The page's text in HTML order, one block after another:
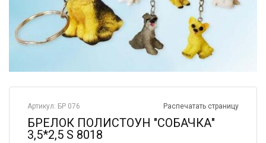
Распечатать страницу
Артикул: БР 076
БРЕЛОК ПОЛИСТОУН "СОБАЧКА"
3,5*2,5 S 8018